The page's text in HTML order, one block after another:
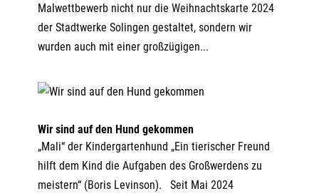
Malwettbewerb nicht nur die Weihnachtskarte 2024
der Stadtwerke Solingen gestaltet, sondern wir
wurden auch mit einer großzügigen...
Wir sind auf den Hund gekommen
„Mali“ der Kindergartenhund „Ein tierischer Freund
hilft dem Kind die Aufgaben des Großwerdens zu
meistern“ (Boris Levinson). Seit Mai 2024